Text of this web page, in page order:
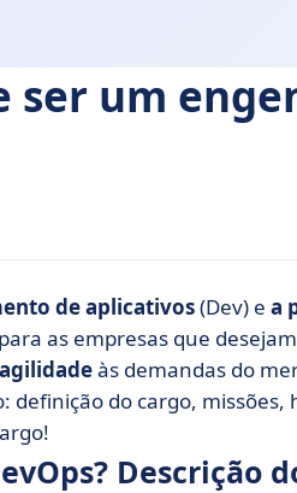
ser um
do cargo
DevOps?
de aplicativos(Dev) e a
as empresas que
agilidadeàs demandas do
definição do cargo,
Descrição